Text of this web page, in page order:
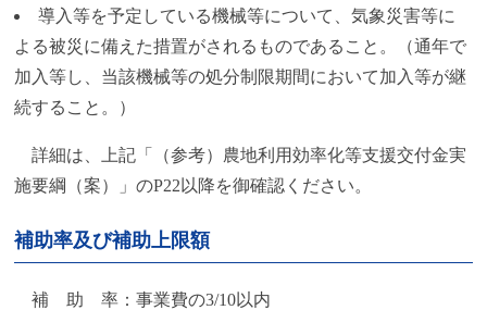
導入等を予定している機械等について、気象災害等に
よる被災に備えた措置がされるものであること。（通年で
加入等し、当該機械等の処分制限期間において加入等が継
続すること。）
詳細は、上記「（参考）農地利用効率化等支援交付金実
施要綱（案）」のP22以降を御確認ください。
補助率及び補助上限額
補 助 率：事業費の3/10以内